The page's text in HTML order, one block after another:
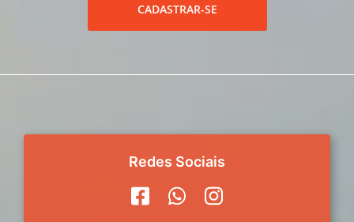
CADASTRAR-SE
Redes Sociais